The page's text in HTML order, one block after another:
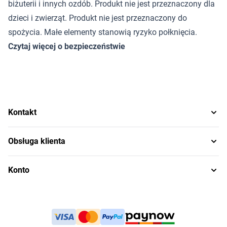
biżuterii i innych ozdób. Produkt nie jest przeznaczony dla
dzieci i zwierząt. Produkt nie jest przeznaczony do
spożycia. Małe elementy stanowią ryzyko połknięcia.
Czytaj więcej o bezpieczeństwie
Kontakt
Obsługa klienta
Konto